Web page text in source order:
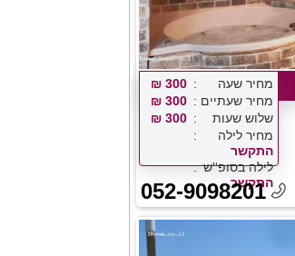
מחיר שעה
300 ₪
מחיר שעתיים
300 ₪
שלוש שעות
300 ₪
מחיר לילה
התקשר
לילה בסופ''ש
התקשר
052-9098201